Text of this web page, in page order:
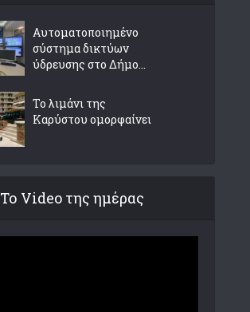
Αυτοματοποιημένο
σύστημα δικτύων
ύδρευσης στο Δήμο...
Το λιμάνι της
Καρύστου ομορφαίνει
Το Video της ημέρας